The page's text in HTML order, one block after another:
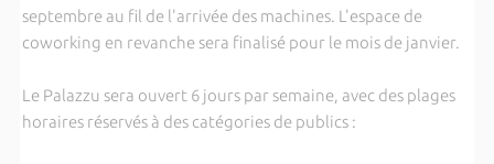
septembre au fil de l'arrivée des machines. L'espace de
coworking en revanche sera finalisé pour le mois de janvier.
Le Palazzu sera ouvert 6 jours par semaine, avec des plages
horaires réservés à des catégories de publics :